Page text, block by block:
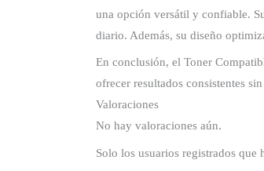
una opción versátil y confiable.
diario. Además, su diseño
En conclusión, el Toner
ofrecer resultados consistentes
Valoraciones
No hay valoraciones aún.
Solo los usuarios registrados